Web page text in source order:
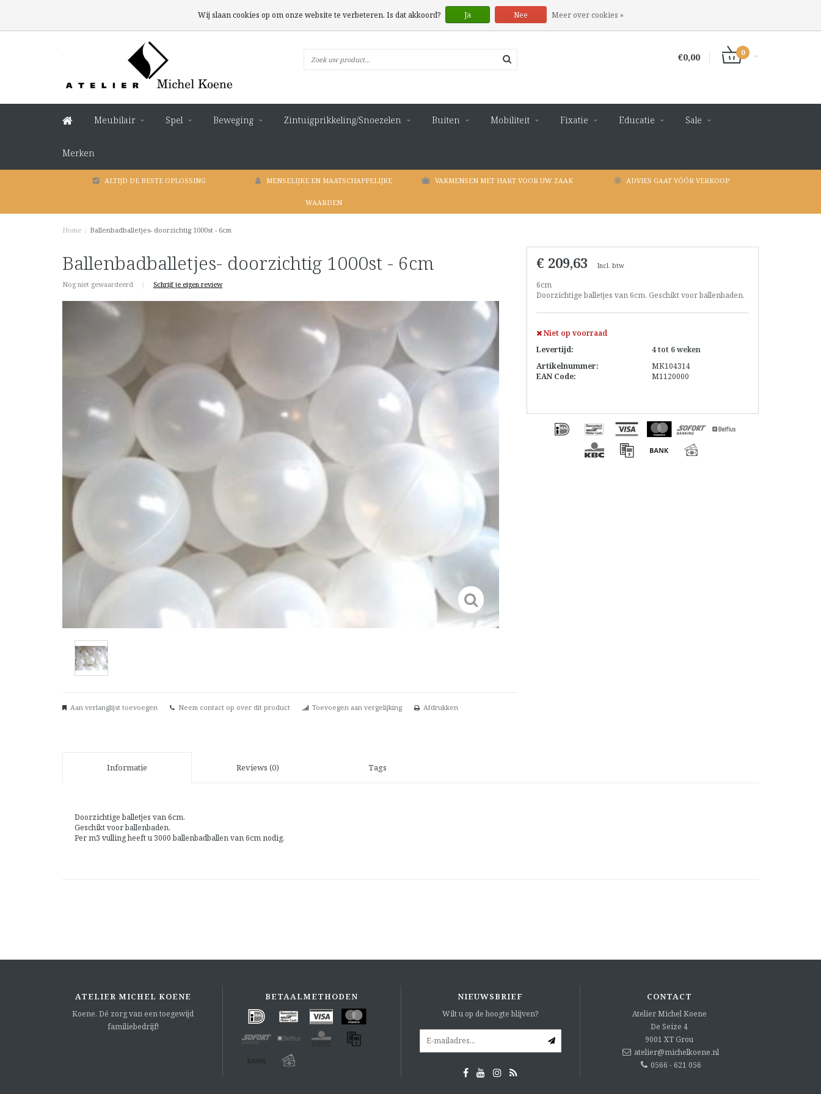
€0,00 0
Meubilair Spel Beweging Zintuigprikkeling/Snoezelen Buiten Mobiliteit Fixatie Educatie Sale
Merken
ALTIJD DE BESTE OPLOSSING MENSELIJKE EN MAATSCHAPPELIJKE
WAARDEN
VAKMENSEN MET HART VOOR UW ZAAK ADVIES GAAT VÓÓR VERKOOP
Home / Ballenbadballetjes- doorzichtig 1000st - 6cm
Ballenbadballetjes- doorzichtig 1000st - 6cm
Nog niet gewaardeerd | Schrijf je eigen review
Aan verlanglijst toevoegen Neem contact op over dit product Toevoegen aan vergelijking Afdrukken
€ 209,63 Incl. btw
6cm
Doorzichtige balletjes van 6cm. Geschikt voor ballenbaden.
Niet op voorraad
Levertijd:
4 tot 6 weken
Artikelnummer:
MK104314
EAN Code:
M1120000
Informatie Reviews (0) Tags
Doorzichtige balletjes van 6cm.
Geschikt voor ballenbaden.
Per m3 vulling heeft u 3000 ballenbadballen van 6cm nodig.
ATELIER MICHEL KOENE
Koene. Dé zorg van een toegewijd
familiebedrijf!
BETAALMETHODEN NIEUWSBRIEF
Wilt u op de hoogte blijven?
CONTACT
Atelier Michel Koene
De Seize 4
9001 XT Grou
atelier@michelkoene.nl
0566 - 621 056
Wij slaan cookies op om onze website te verbeteren. Is dat akkoord? Ja Nee Meer over cookies »